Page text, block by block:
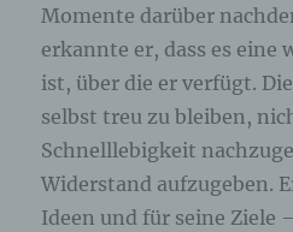
Momente darüber
erkannte er, dass es eine
ist, über die er verfügt.
selbst treu zu bleiben,
Schnelllebigkeit
Widerstand aufzugeben.
Ideen und für seine Ziele